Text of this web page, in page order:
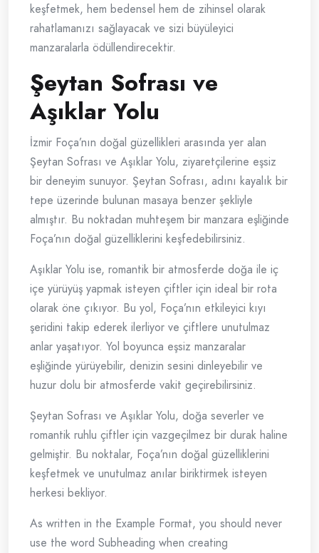
keşfetmek, hem bedensel hem de zihinsel olarak
rahatlamanızı sağlayacak ve sizi büyüleyici
manzaralarla ödüllendirecektir.
Şeytan Sofrası ve
Aşıklar Yolu
İzmir Foça’nın doğal güzellikleri arasında yer alan
Şeytan Sofrası ve Aşıklar Yolu, ziyaretçilerine eşsiz
bir deneyim sunuyor. Şeytan Sofrası, adını kayalık bir
tepe üzerinde bulunan masaya benzer şekliyle
almıştır. Bu noktadan muhteşem bir manzara eşliğinde
Foça’nın doğal güzelliklerini keşfedebilirsiniz.
Aşıklar Yolu ise, romantik bir atmosferde doğa ile iç
içe yürüyüş yapmak isteyen çiftler için ideal bir rota
olarak öne çıkıyor. Bu yol, Foça’nın etkileyici kıyı
şeridini takip ederek ilerliyor ve çiftlere unutulmaz
anlar yaşatıyor. Yol boyunca eşsiz manzaralar
eşliğinde yürüyebilir, denizin sesini dinleyebilir ve
huzur dolu bir atmosferde vakit geçirebilirsiniz.
Şeytan Sofrası ve Aşıklar Yolu, doğa severler ve
romantik ruhlu çiftler için vazgeçilmez bir durak haline
gelmiştir. Bu noktalar, Foça’nın doğal güzelliklerini
keşfetmek ve unutulmaz anılar biriktirmek isteyen
herkesi bekliyor.
As written in the Example Format, you should never
use the word Subheading when creating